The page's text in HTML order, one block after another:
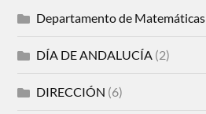
Departamento de Matemáticas
DÍA DE ANDALUCÍA (2)
DIRECCIÓN (6)